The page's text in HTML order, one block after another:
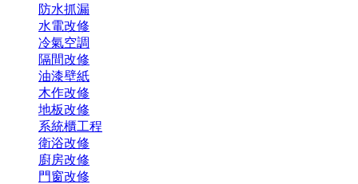
防水抓漏
水電改修
冷氣空調
隔間改修
油漆壁紙
木作改修
地板改修
系統櫃工程
衛浴改修
廚房改修
門窗改修